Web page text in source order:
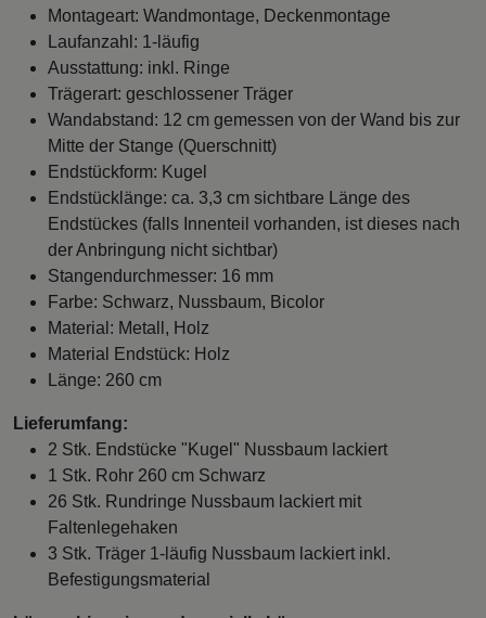
Montageart: Wandmontage, Deckenmontage
Laufanzahl: 1-läufig
Ausstattung: inkl. Ringe
Trägerart: geschlossener Träger
Wandabstand: 12 cm gemessen von der Wand bis zur
Mitte der Stange (Querschnitt)
Endstückform: Kugel
Endstücklänge: ca. 3,3 cm sichtbare Länge des
Endstückes (falls Innenteil vorhanden, ist dieses nach
der Anbringung nicht sichtbar)
Stangendurchmesser: 16 mm
Farbe: Schwarz, Nussbaum, Bicolor
Material: Metall, Holz
Material Endstück: Holz
Länge: 260 cm
Lieferumfang:
2 Stk. Endstücke "Kugel" Nussbaum lackiert
1 Stk. Rohr 260 cm Schwarz
26 Stk. Rundringe Nussbaum lackiert mit
Faltenlegehaken
3 Stk. Träger 1-läufig Nussbaum lackiert inkl.
Befestigungsmaterial